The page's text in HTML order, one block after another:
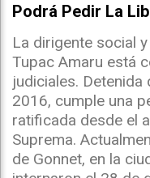
Podrá Pedir La
La dirigente social
Tupac Amaru está
judiciales.
2016, cumple una
ratificada desde el
Suprema.
de Gonnet, en la